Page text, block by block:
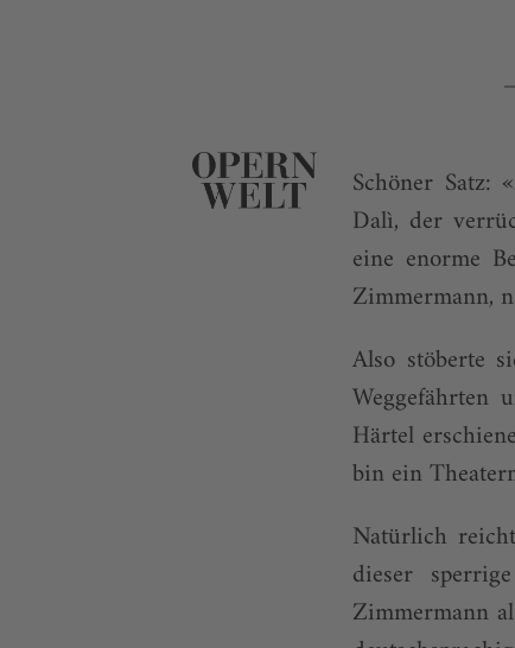
Schöner Satz:
Dalì, der
eine enorme
Zimmermann,
Also stöberte
Härtel
bin ein
Natürlich
dieser
Zimmermann